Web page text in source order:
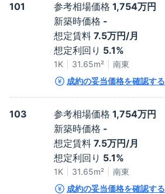
101 参考相場価格 1,754万円
新築時価格 -
想定賃料 7.5万円/月
想定利回り 5.1%
1K 31.65m²
南東
成約の妥当価格を確認する
103 参考相場価格 1,754万円
新築時価格 -
想定賃料 7.5万円/月
想定利回り 5.1%
1K 31.65m²
南東
成約の妥当価格を確認する